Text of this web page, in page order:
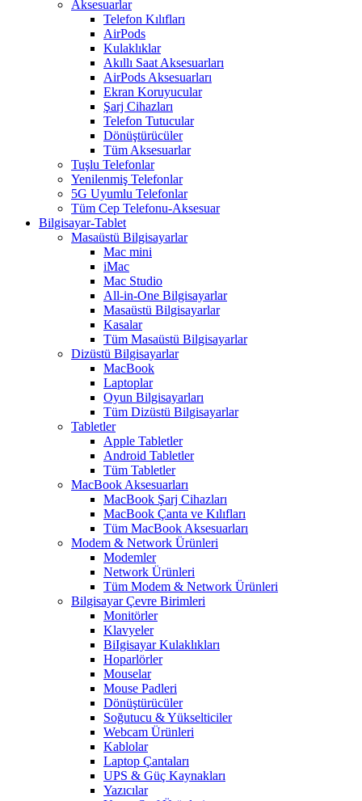
Aksesuarlar
Telefon Kılıfları
AirPods
Kulaklıklar
Akıllı Saat Aksesuarları
AirPods Aksesuarları
Ekran Koruyucular
Şarj Cihazları
Telefon Tutucular
Dönüştürücüler
Tüm Aksesuarlar
Tuşlu Telefonlar
Yenilenmiş Telefonlar
5G Uyumlu Telefonlar
Tüm Cep Telefonu-Aksesuar
Bilgisayar-Tablet
Masaüstü Bilgisayarlar
Mac mini
iMac
Mac Studio
All-in-One Bilgisayarlar
Masaüstü Bilgisayarlar
Kasalar
Tüm Masaüstü Bilgisayarlar
Dizüstü Bilgisayarlar
MacBook
Laptoplar
Oyun Bilgisayarları
Tüm Dizüstü Bilgisayarlar
Tabletler
Apple Tabletler
Android Tabletler
Tüm Tabletler
MacBook Aksesuarları
MacBook Şarj Cihazları
MacBook Çanta ve Kılıfları
Tüm MacBook Aksesuarları
Modem & Network Ürünleri
Modemler
Network Ürünleri
Tüm Modem & Network Ürünleri
Bilgisayar Çevre Birimleri
Monitörler
Klavyeler
BiIgisayar Kulaklıkları
Hoparlörler
Mouselar
Mouse Padleri
Dönüştürücüler
Soğutucu & Yükselticiler
Webcam Ürünleri
Kablolar
Laptop Çantaları
UPS & Güç Kaynakları
Yazıcılar